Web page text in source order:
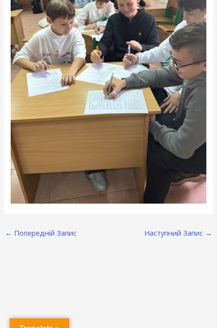
← Попередній Запис Наступний Запис →